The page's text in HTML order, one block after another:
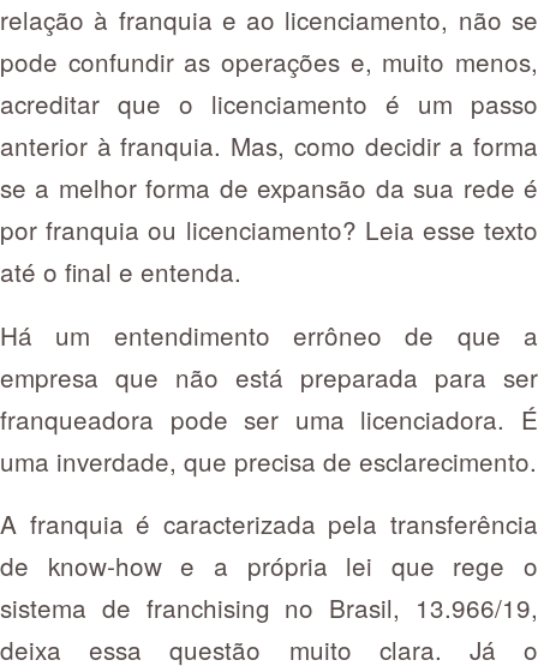
relação à franquia e ao licenciamento, não se
pode confundir as operações e, muito menos,
acreditar que o licenciamento é um passo
anterior à franquia. Mas, como decidir a forma
se a melhor forma de expansão da sua rede é
por franquia ou licenciamento? Leia esse texto
até o final e entenda.
Há um entendimento errôneo de que a
empresa que não está preparada para ser
franqueadora pode ser uma licenciadora. É
uma inverdade, que precisa de esclarecimento.
A franquia é caracterizada pela transferência
de know-how e a própria lei que rege o
sistema de franchising no Brasil, 13.966/19,
deixa essa questão muito clara. Já o